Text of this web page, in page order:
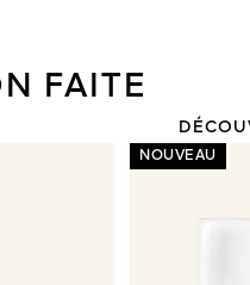
NOUVEAU
FAITE